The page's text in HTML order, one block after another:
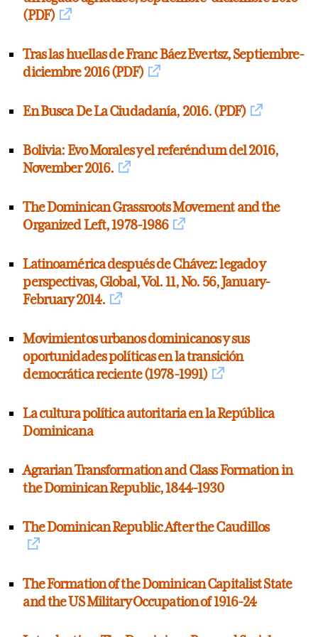
(PDF)
Tras las huellas de Franc Báez Evertsz, Septiembre-
diciembre 2016 (PDF)
En Busca De La Ciudadanía, 2016. (PDF)
Bolivia: Evo Morales y el referéndum del 2016,
November 2016.
The Dominican Grassroots Movement and the
Organized Left, 1978-1986
Latinoamérica después de Chávez: legado y
perspectivas, Global, Vol. 11, No. 56, January-
February 2014.
Movimientos urbanos dominicanos y sus
oportunidades políticas en la transición
democrática reciente (1978-1991)
La cultura política autoritaria en la República
Dominicana
Agrarian Transformation and Class Formation in
the Dominican Republic, 1844-1930
The Dominican Republic After the Caudillos
The Formation of the Dominican Capitalist State
and the US Military Occupation of 1916-24